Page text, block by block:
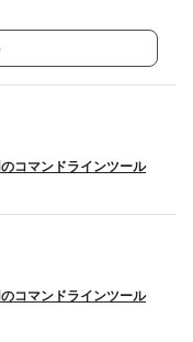
コマンドラインツール
コマンドラインツール